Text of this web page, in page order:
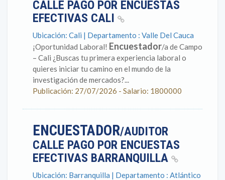
CALLE PAGO POR ENCUESTAS
EFECTIVAS CALI
Ubicación: Cali | Departamento : Valle Del Cauca
¡Oportunidad Laboral! Encuestador/a de Campo
– Cali ¿Buscas tu primera experiencia laboral o
quieres iniciar tu camino en el mundo de la
investigación de mercados?...
Publicación: 27/07/2026 - Salario: 1800000
ENCUESTADOR/AUDITOR
CALLE PAGO POR ENCUESTAS
EFECTIVAS BARRANQUILLA
Ubicación: Barranquilla | Departamento : Atlántico